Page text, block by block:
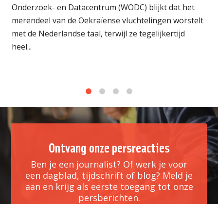
Onderzoek- en Datacentrum (WODC) blijkt dat het
merendeel van de Oekraïense vluchtelingen worstelt
met de Nederlandse taal, terwijl ze tegelijkertijd
heel...
Ontvang onze persreacties
Ben je een journalist? Of werk je voor
een dagblad, tijdschrift of blog? Meld je
aan en krijg als eerste toegang tot onze
persberichten.